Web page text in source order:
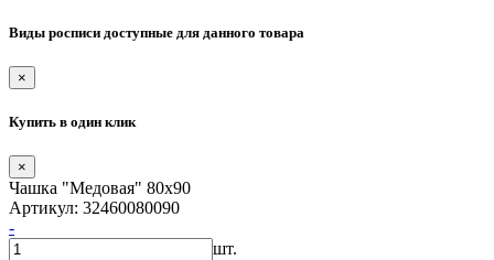
Виды росписи доступные для данного товара
×
Купить в один клик
×
Чашка "Медовая" 80х90
Артикул: 32460080090
-
шт.